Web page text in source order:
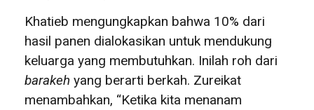
Khatieb mengungkapkan bahwa 10% dari
hasil panen dialokasikan untuk mendukung
keluarga yang membutuhkan. Inilah roh dari
barakeh yang berarti berkah. Zureikat
menambahkan, “Ketika kita menanam